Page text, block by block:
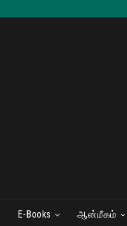
E-Books ஆன்மீகம்